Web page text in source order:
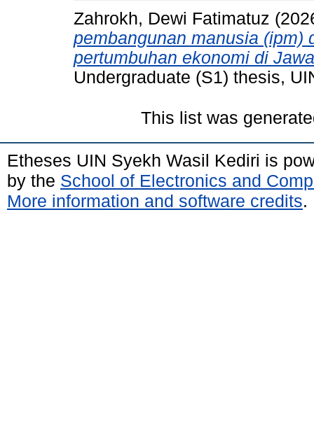
Zahrokh, Dewi Fatimatuz
pembangunan manusia (ipm)
pertumbuhan ekonomi di
Undergraduate (S1) thesis,
This list was
Etheses UIN Syekh Wasil Kediri is
by the School of Electronics and
More information and software credits.